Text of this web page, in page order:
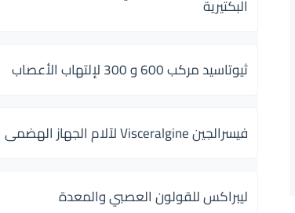
البكتيرية
ثيوتاسيد مركب 600 و 300 لإلتهاب الأعصاب
فيسرالجين Visceralgine لآلام الجهاز الهضمى
ليبراكس للقولون العصبي والمعدة